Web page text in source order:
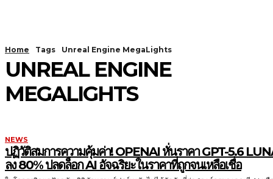
Home Tags Unreal Engine MegaLights
UNREAL ENGINE
MEGALIGHTS
NEWS
ปฏิวัติสมการความคุ้มค่า! OPENAI หั่นราคา GPT-5.6
ลง 80% ปลดล็อก AI อัจฉริยะในราคาที่ถูกจนเหลือเชื่อ